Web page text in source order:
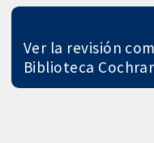
Ver la revisión
Biblioteca